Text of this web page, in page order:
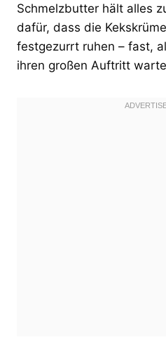
Schmelzbutter hält alles
dafür, dass die
festgezurrt ruhen – fast,
ihren großen Auftritt